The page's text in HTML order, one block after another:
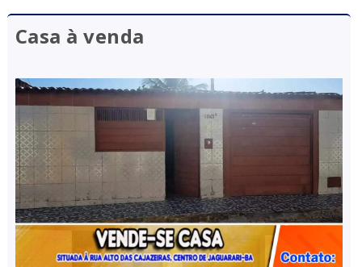
Casa à venda